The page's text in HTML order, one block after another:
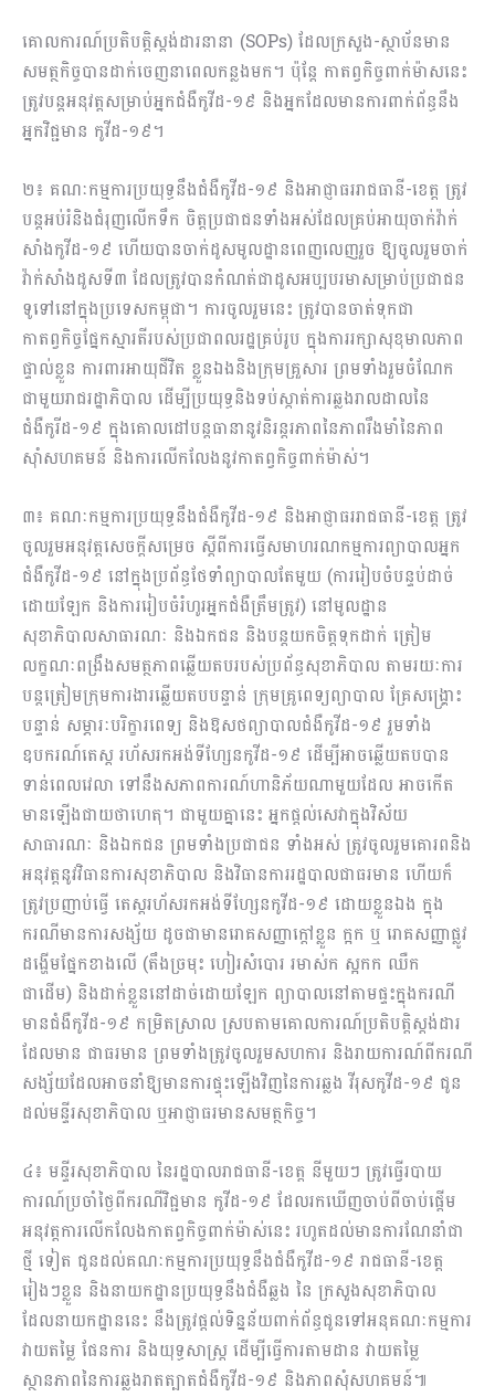
គោលការណ៍ប្រតិបត្តិស្តង់ដារនានា (SOPs) ដែលក្រសួង-ស្ថាប័នមាន
សមត្ថកិច្ចបានដាក់ចេញនាពេលកន្លងមក។ ប៉ុន្តែ កាតព្វកិច្ចពាក់ម៉ាសនេះ
ត្រូវបន្តអនុវត្តសម្រាប់អ្នកជំងឺកូវីដ-១៩ និងអ្នកដែលមានការពាក់ព័ន្ធនឹង
អ្នកវិជ្ជមាន កូវីដ-១៩។
២៖ គណៈកម្មការប្រយុទ្ធនឹងជំងឺកូវីដ-១៩ និងអាជ្ញាធររាជធានី-ខេត្ត ត្រូវ
បន្តអប់រំនិងជំរុញលើកទឹក ចិត្តប្រជាជនទាំងអស់ដែលគ្រប់អាយុចាក់វ៉ាក់
សាំងកូវីដ-១៩ ហើយបានចាក់ដូសមូលដ្ឋានពេញលេញរួច ឱ្យចូលរួមចាក់
វ៉ាក់សាំងដូសទី៣ ដែលត្រូវបានកំណត់ជាដូសអប្បបរមាសម្រាប់ប្រជាជន
ទូទៅនៅក្នុងប្រទេសកម្ពុជា។ ការចូលរួមនេះ ត្រូវបានចាត់ទុកជា
កាតព្វកិច្ចផ្នែកស្មារតីរបស់ប្រជាពលរដ្ឋគ្រប់រូប ក្នុងការរក្សាសុខុមាលភាព
ផ្ទាល់ខ្លួន ការពារអាយុជីវិត ខ្លួនឯងនិងក្រុមគ្រួសារ ព្រមទាំងរួមចំណែក
ជាមួយរាជរដ្ឋាភិបាល ដើម្បីប្រយុទ្ធនិងទប់ស្កាត់ការឆ្លងរាលដាលនៃ
ជំងឺកូរីដ-១៩ ក្នុងគោលដៅបន្តធានានូវនិរន្តរភាពនៃភាពរឹងមាំនៃភាព
ស៊ាំសហគមន៍ និងការលើកលែងនូវកាតព្វកិច្ចពាក់ម៉ាស់។
៣៖ គណៈកម្មការប្រយុទ្ធនឹងជំងឺកូវីដ-១៩ និងអាជ្ញាធររាជធានី-ខេត្ត ត្រូវ
ចូលរួមអនុវត្តសេចក្តីសម្រេច ស្ដីពីការធ្វើសមាហរណកម្មការព្យាបាលអ្នក
ជំងឺកូវីដ-១៩ នៅក្នុងប្រព័ន្ធថែទាំព្យាបាលតែមួយ (ការរៀបចំបន្ទប់ដាច់
ដោយឡែក និងការរៀបចំរំហូរអ្នកជំងឺត្រឹមត្រូវ) នៅមូលដ្ឋាន
សុខាភិបាលសាធារណៈ និងឯកជន និងបន្តយកចិត្តទុកដាក់ ត្រៀម
លក្ខណៈពង្រឹងសមត្ថភាពឆ្លើយតបរបស់ប្រព័ន្ធសុខាភិបាល តាមរយៈការ
បន្តត្រៀមក្រុមការងារឆ្លើយតបបន្ទាន់ ក្រុមគ្រូពេទ្យព្យាបាល គ្រែសង្គ្រោះ
បន្ទាន់ សម្ភារៈបរិក្ខារពេទ្យ និងឱសថព្យាបាលជំងឺកូវីដ-១៩ រួមទាំង
ឧបករណ៍តេស្ត រហ័សរកអង់ទីហ្សែនកូវីដ-១៩ ដើម្បីអាចឆ្លើយតបបាន
ទាន់ពេលវេលា ទៅនឹងសភាពការណ៍ហានិភ័យណាមួយដែល អាចកើត
មានឡើងជាយថាហេតុ។ ជាមួយគ្នានេះ អ្នកផ្តល់សេវាក្នុងវិស័យ
សាធារណៈ និងឯកជន ព្រមទាំងប្រជាជន ទាំងអស់ ត្រូវចូលរួមគោរពនិង
អនុវត្តនូវវិធានការសុខាភិបាល និងវិធានការរដ្ឋបាលជាធរមាន ហើយក៏
ត្រូវប្រញាប់ធ្វើ តេស្តរហ័សរកអង់ទីហ្សែនកូវីដ-១៩ ដោយខ្លួនឯង ក្នុង
ករណីមានការសង្ស័យ ដូចជាមានរោគសញ្ញាក្តៅខ្លួន ក្អក ឬ រោគសញ្ញាផ្លូវ
ដង្ហើមផ្នែកខាងលើ (តឹងច្រមុះ ហៀរសំបោរ រមាស់ក ស្អកក ឈឺក
ជាដើម) និងដាក់ខ្លួននៅដាច់ដោយឡែក ព្យាបាលនៅតាមផ្ទះក្នុងករណី
មានជំងឺកូវីដ-១៩ កម្រិតស្រាល ស្របតាមគោលការណ៍ប្រតិបត្តិស្តង់ដារ
ដែលមាន ជាធរមាន ព្រមទាំងត្រូវចូលរួមសហការ និងរាយការណ៍ពីករណី
សង្ស័យដែលអាចនាំឱ្យមានការផ្ទុះឡើងវិញនៃការឆ្លង វីរុសកូវីដ-១៩ ជូន
ដល់មន្ទីរសុខាភិបាល ឬអាជ្ញាធរមានសមត្ថកិច្ច។
៤៖ មន្ទីរសុខាភិបាល នៃរដ្ឋបាលរាជធានី-ខេត្ត នីមួយៗ ត្រូវធ្វើរបាយ
ការណ៍ប្រចាំថ្ងៃពីករណីវិជ្ជមាន កូវីដ-១៩ ដែលរកឃើញចាប់ពីចាប់ផ្តើម
អនុវត្តការលើកលែងកាតព្វកិច្ចពាក់ម៉ាស់នេះ រហូតដល់មានការណែនាំជា
ថ្មី ទៀត ជូនដល់គណៈកម្មការប្រយុទ្ធនឹងជំងឺកូវីដ-១៩ រាជធានី-ខេត្ត
រៀងៗខ្លួន និងនាយកដ្ឋានប្រយុទ្ធនឹងជំងឺឆ្លង នៃ ក្រសួងសុខាភិបាល
ដែលនាយកដ្ឋាននេះ នឹងត្រូវផ្តល់ទិន្នន័យពាក់ព័ន្ធជូនទៅអនុគណៈកម្មការ
វាយតម្លៃ ផែនការ និងយុទ្ធសាស្ត្រ ដើម្បីធ្វើការតាមដាន វាយតម្លៃ
ស្ថានភាពនៃការឆ្លងរាតត្បាតជំងឺកូវីដ-១៩ និងភាពសុំសហគមន៍៕